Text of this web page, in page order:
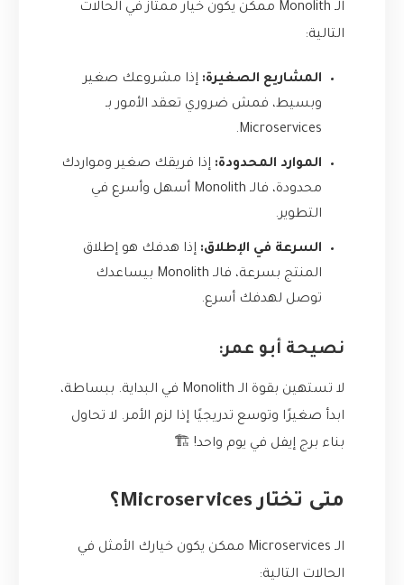
الـ Monolith ممكن يكون خيار ممتاز في الحالات
التالية:
المشاريع الصغيرة: إذا مشروعك صغير
وبسيط، فمش ضروري تعقد الأمور بـ
Microservices.
الموارد المحدودة: إذا فريقك صغير ومواردك
محدودة، فالـ Monolith أسهل وأسرع في
التطوير.
السرعة في الإطلاق: إذا هدفك هو إطلاق
المنتج بسرعة، فالـ Monolith بيساعدك
توصل لهدفك أسرع.
نصيحة أبو عمر:
لا تستهين بقوة الـ Monolith في البداية. ببساطة،
ابدأ صغيرًا وتوسع تدريجيًا إذا لزم الأمر. لا تحاول
بناء برج إيفل في يوم واحد! 🏗️
متى تختار Microservices؟
الـ Microservices ممكن يكون خيارك الأمثل في
الحالات التالية: